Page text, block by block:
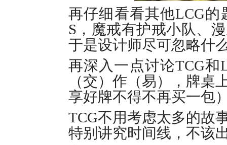
再仔细看看其他LCG的
S，魔戒有护戒小队、
于是设计师尽可忽略什
再深入一点讨论TCG
（交）作（易），牌
享好牌不得不再买一包
TCG不用考虑太多的故
特别讲究时间线，不该